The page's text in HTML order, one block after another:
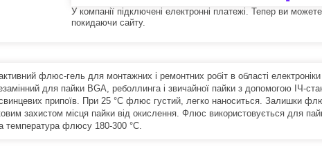
У компанії підключені електронні платежі. Тепер ви
покидаючи сайту.
флюс-гель для монтажних і ремонтних робіт в області
для пайки BGA, реболлинга і звичайної пайки з допомогою ІЧ-
припоїв. При 25 °C флюс густий, легко наноситься. Залишки
захистом місця пайки від окислення. Флюс використовується для
температура флюсу 180-300 °C.